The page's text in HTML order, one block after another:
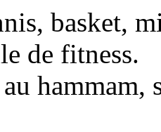
basket,
de fitness.
hammam,